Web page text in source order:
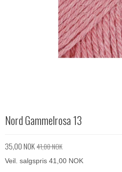
Nord Gammelrosa 13
35,00 NOK41,00 NOK
Veil. salgspris 41,00 NOK